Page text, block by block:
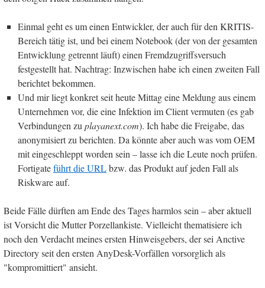
Einmal geht es um einen Entwickler, der auch für den KRITIS-
Bereich tätig ist, und bei einem Notebook (der von der gesamten
Entwicklung getrennt läuft) einen Fremdzugriffsversuch
festgestellt hat. Nachtrag: Inzwischen habe ich einen zweiten Fall
berichtet bekommen.
Und mir liegt konkret seit heute Mittag eine Meldung aus einem
Unternehmen vor, die eine Infektion im Client vermuten (es gab
Verbindungen zu playanext.com). Ich habe die Freigabe, das
anonymisiert zu berichten. Da könnte aber auch was vom OEM
mit eingeschleppt worden sein – lasse ich die Leute noch prüfen.
Fortigateführt die URLbzw. das Produkt auf jeden Fall als
Riskware auf.
Beide Fälle dürften am Ende des Tages harmlos sein – aber aktuell
ist Vorsicht die Mutter Porzellankiste. Vielleicht thematisiere ich
noch den Verdacht meines ersten Hinweisgebers, der sei Anctive
Directory seit den ersten AnyDesk-Vorfällen vorsorglich als
"kompromittiert" ansieht.